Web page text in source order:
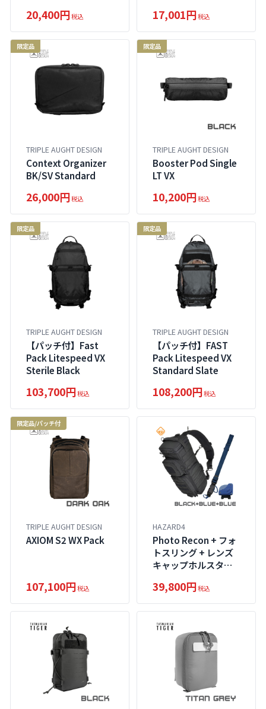
20,400円税込 17,001円税込
限定品
TRIPLE AUGHT DESIGN
Context Organizer
BK/SV Standard
26,000円税込
限定品
TRIPLE AUGHT DESIGN
Booster Pod Single
LT VX
10,200円税込
限定品
TRIPLE AUGHT DESIGN
【パッチ付】Fast
Pack Litespeed VX
Sterile Black
103,700円税込
限定品
TRIPLE AUGHT DESIGN
【パッチ付】FAST
Pack Litespeed VX
Standard Slate
108,200円税込
限定品/パッチ付
TRIPLE AUGHT DESIGN
AXIOM S2 WX Pack
107,100円税込
HAZARD4
Photo Recon + フォ
トスリング + レンズ
キャップホルスター
39,800円税込